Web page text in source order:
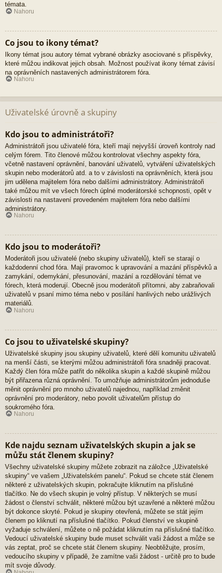
témata.
Nahoru
Co jsou to ikony témat?
Ikony témat jsou autory témat vybrané obrázky asociované s příspěvky,
které můžou indikovat jejich obsah. Možnost používat ikony témat závisí
na oprávněních nastavených administrátorem fóra.
Nahoru
Uživatelské úrovně a skupiny
Kdo jsou to administrátoři?
Administrátoři jsou uživatelé fóra, kteří mají nejvyšší úroveň kontroly nad
celým fórem. Tito členové můžou kontrolovat všechny aspekty fóra,
včetně nastavení oprávnění, banování uživatelů, vytváření uživatelských
skupin nebo moderátorů atd. a to v závislosti na oprávněních, která jsou
jim udělena majitelem fóra nebo dalšími administrátory. Administrátoři
také můžou mít ve všech fórech úplné moderátorské schopnosti, opět v
závislosti na nastavení provedeném majitelem fóra nebo dalšími
administrátory.
Nahoru
Kdo jsou to moderátoři?
Moderátoři jsou uživatelé (nebo skupiny uživatelů), kteří se starají o
každodenní chod fóra. Mají pravomoc k upravování a mazání příspěvků a
zamykání, odemykání, přesunování, mazání a rozdělování témat ve
fórech, která moderují. Obecně jsou moderátoři přítomni, aby zabraňovali
uživatelů v psaní mimo téma nebo v posílání hanlivých nebo urážlivých
materiálů.
Nahoru
Co jsou to uživatelské skupiny?
Uživatelské skupiny jsou skupiny uživatelů, které dělí komunitu uživatelů
na menší části, se kterými můžou administrátoři fóra snadněji pracovat.
Každý člen fóra může patřit do několika skupin a každé skupině můžou
být přiřazena různá oprávnění. To umožňuje administrátorům jednoduše
měnit oprávnění pro mnoho uživatelů najednou, například změnit
oprávnění pro moderátory, nebo povolit uživatelům přístup do
soukromého fóra.
Nahoru
Kde najdu seznam uživatelských skupin a jak se
můžu stát členem skupiny?
Všechny uživatelské skupiny můžete zobrazit na záložce „Uživatelské
skupiny“ ve vašem „Uživatelském panelu“. Pokud se chcete stát členem
některé z uživatelských skupin, pokračujte kliknutím na příslušné
tlačítko. Ne do všech skupin je volný přístup. V některých se musí
žádost o členství schválit, některé můžou být uzavřené a některé můžou
být dokonce skryté. Pokud je skupiny otevřená, můžete se stát jejím
členem po kliknutí na příslušné tlačítko. Pokud členství ve skupině
vyžaduje schválení, můžete o ně požádat kliknutím na příslušné tlačítko.
Vedoucí uživatelské skupiny bude muset schválit vaši žádost a může se
vás zeptat, proč se chcete stát členem skupiny. Neobtěžujte, prosím,
vedoucího skupiny v případě, že zamítne vaši žádost - určitě pro to bude
mít svoje důvody.